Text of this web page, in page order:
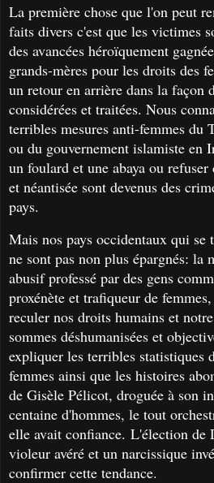
La première chose que l'on peut
faits divers c'est que les victimes
des avancées héroïquement
grands-mères pour les droits des
un retour en arrière dans la façon
considérées et traitées. Nous
terribles mesures anti-femmes du
ou du gouvernement islamiste en
un foulard et une abaya ou
et néantisée sont devenus des
pays.
Mais nos pays occidentaux qui se
ne sont pas non plus épargnés: la
abusif professé par des gens
proxénète et trafiqueur de
reculer nos droits humains et
sommes déshumanisées et
expliquer les terribles statistiques
femmes ainsi que les histoires
de Gisèle Pélicot, droguée à son
centaine d'hommes, le tout
elle avait confiance. L'élection de
violeur avéré et un narcissique
confirmer cette tendance.